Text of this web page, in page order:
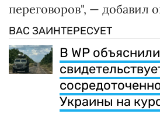
переговоров", — добавил
ВАС ЗАИНТЕРЕСУЕТ
В WP
Украины на